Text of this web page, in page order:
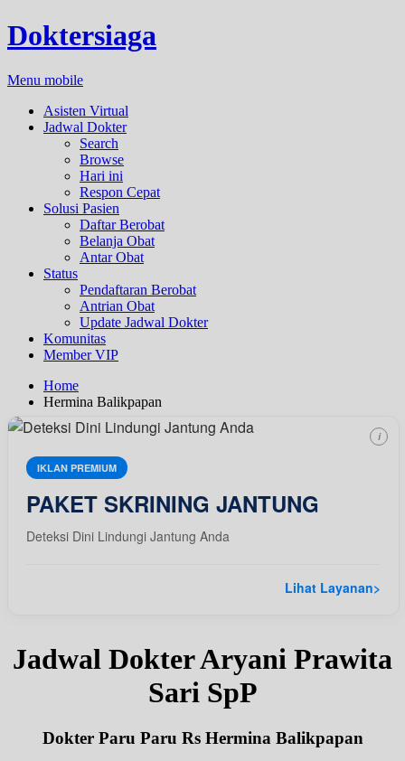
Doktersiaga
Menu mobile
Asisten Virtual
Jadwal Dokter
Search
Browse
Hari ini
Respon Cepat
Solusi Pasien
Daftar Berobat
Belanja Obat
Antar Obat
Status
Pendaftaran Berobat
Antrian Obat
Update Jadwal Dokter
Komunitas
Member VIP
Home
Hermina Balikpapan
IKLAN PREMIUM
PAKET SKRINING JANTUNG
Deteksi Dini Lindungi Jantung Anda
Lihat Layanan>
i
Jadwal Dokter Aryani Prawita
Sari SpP
Dokter Paru Paru Rs Hermina Balikpapan